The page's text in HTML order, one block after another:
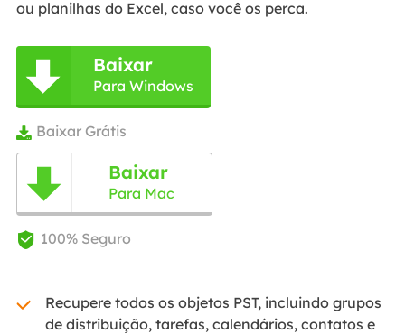
ou planilhas do Excel, caso você os perca.
 Baixar
Para Windows
 Baixar Grátis
 Baixar
Para Mac
 100% Seguro
Recupere todos os objetos PST, incluindo grupos
de distribuição, tarefas, calendários, contatos e